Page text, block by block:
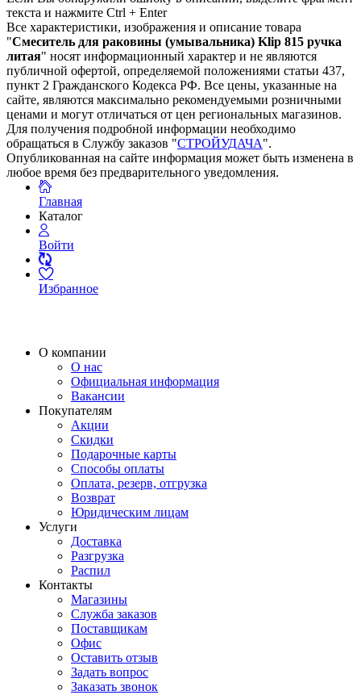
текста и нажмите Ctrl + Enter
Все характеристики, изображения и описание товара
"Смеситель для раковины (умывальника) Klip 815 ручка
литая" носят информационный характер и не являются
публичной офертой, определяемой положениями статьи 437,
пункт 2 Гражданского Кодекса РФ. Все цены, указанные на
сайте, являются максимально рекомендуемыми розничными
ценами и могут отличаться от цен региональных магазинов.
Для получения подробной информации необходимо
обращаться в Службу заказов "СТРОЙУДАЧА".
Опубликованная на сайте информация может быть изменена в
любое время без предварительного уведомления.
Главная
Каталог
Войти
Избранное
О компании
О нас
Официальная информация
Вакансии
Покупателям
Акции
Скидки
Подарочные карты
Способы оплаты
Оплата, резерв, отгрузка
Возврат
Юридическим лицам
Услуги
Доставка
Разгрузка
Распил
Контакты
Магазины
Служба заказов
Поставщикам
Офис
Оставить отзыв
Задать вопрос
Заказать звонок